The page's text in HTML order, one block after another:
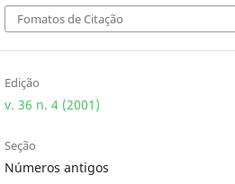
Fomatos de Citação
Edição
v. 36 n. 4 (2001)
Seção
Números antigos